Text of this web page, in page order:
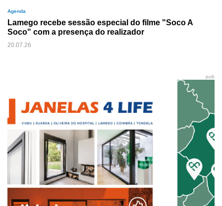
Agenda
Lamego recebe sessão especial do filme "Soco A
Soco" com a presença do realizador
20.07.26
pub